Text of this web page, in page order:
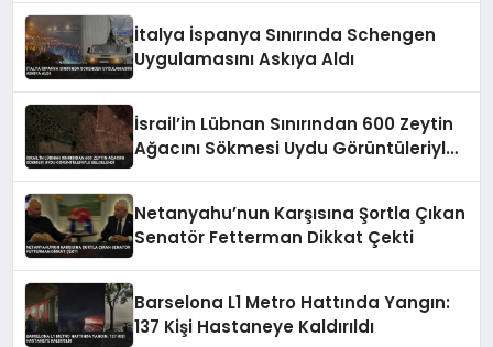
İtalya İspanya Sınırında Schengen
Uygulamasını Askıya Aldı
İsrail’in Lübnan Sınırından 600 Zeytin
Ağacını Sökmesi Uydu Görüntüleriyle
Netanyahu’nun Karşısına Şortla Çıkan
Senatör Fetterman Dikkat Çekti
Barselona L1 Metro Hattında Yangın:
137 Kişi Hastaneye Kaldırıldı